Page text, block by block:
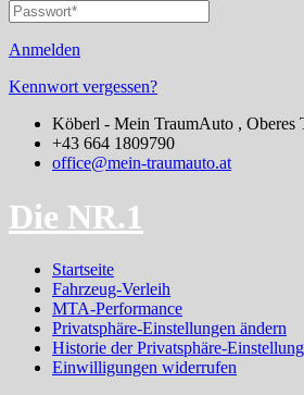
Anmelden
Kennwort vergessen?
Köberl - Mein TraumAuto , Oberes
+43 664 1809790
office@mein-traumauto.at
Die NR.1
Startseite
Fahrzeug-Verleih
MTA-Performance
Privatsphäre-Einstellungen ändern
Historie der Privatsphäre-
Einwilligungen widerrufen